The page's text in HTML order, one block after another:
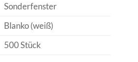
Sonderfenster
Blanko (weiß)
500 Stück